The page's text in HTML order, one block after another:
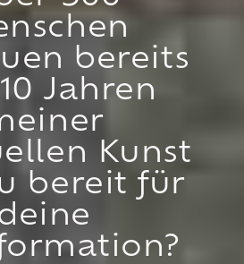
bereits
Jahren
Kunst
bereit für